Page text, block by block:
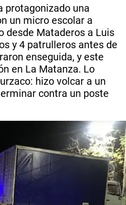
protagonizado una
un micro escolar a
desde Mataderos a Luis
y 4 patrulleros antes de
enseguida, y este
en La Matanza. Lo
hizo volcar a un
contra un poste